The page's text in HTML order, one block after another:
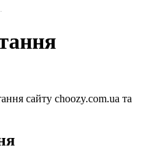
сайту choozy.com.ua та